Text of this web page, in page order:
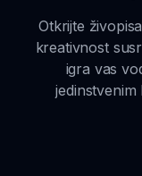
Otkrijte
kreativnost
igra vas